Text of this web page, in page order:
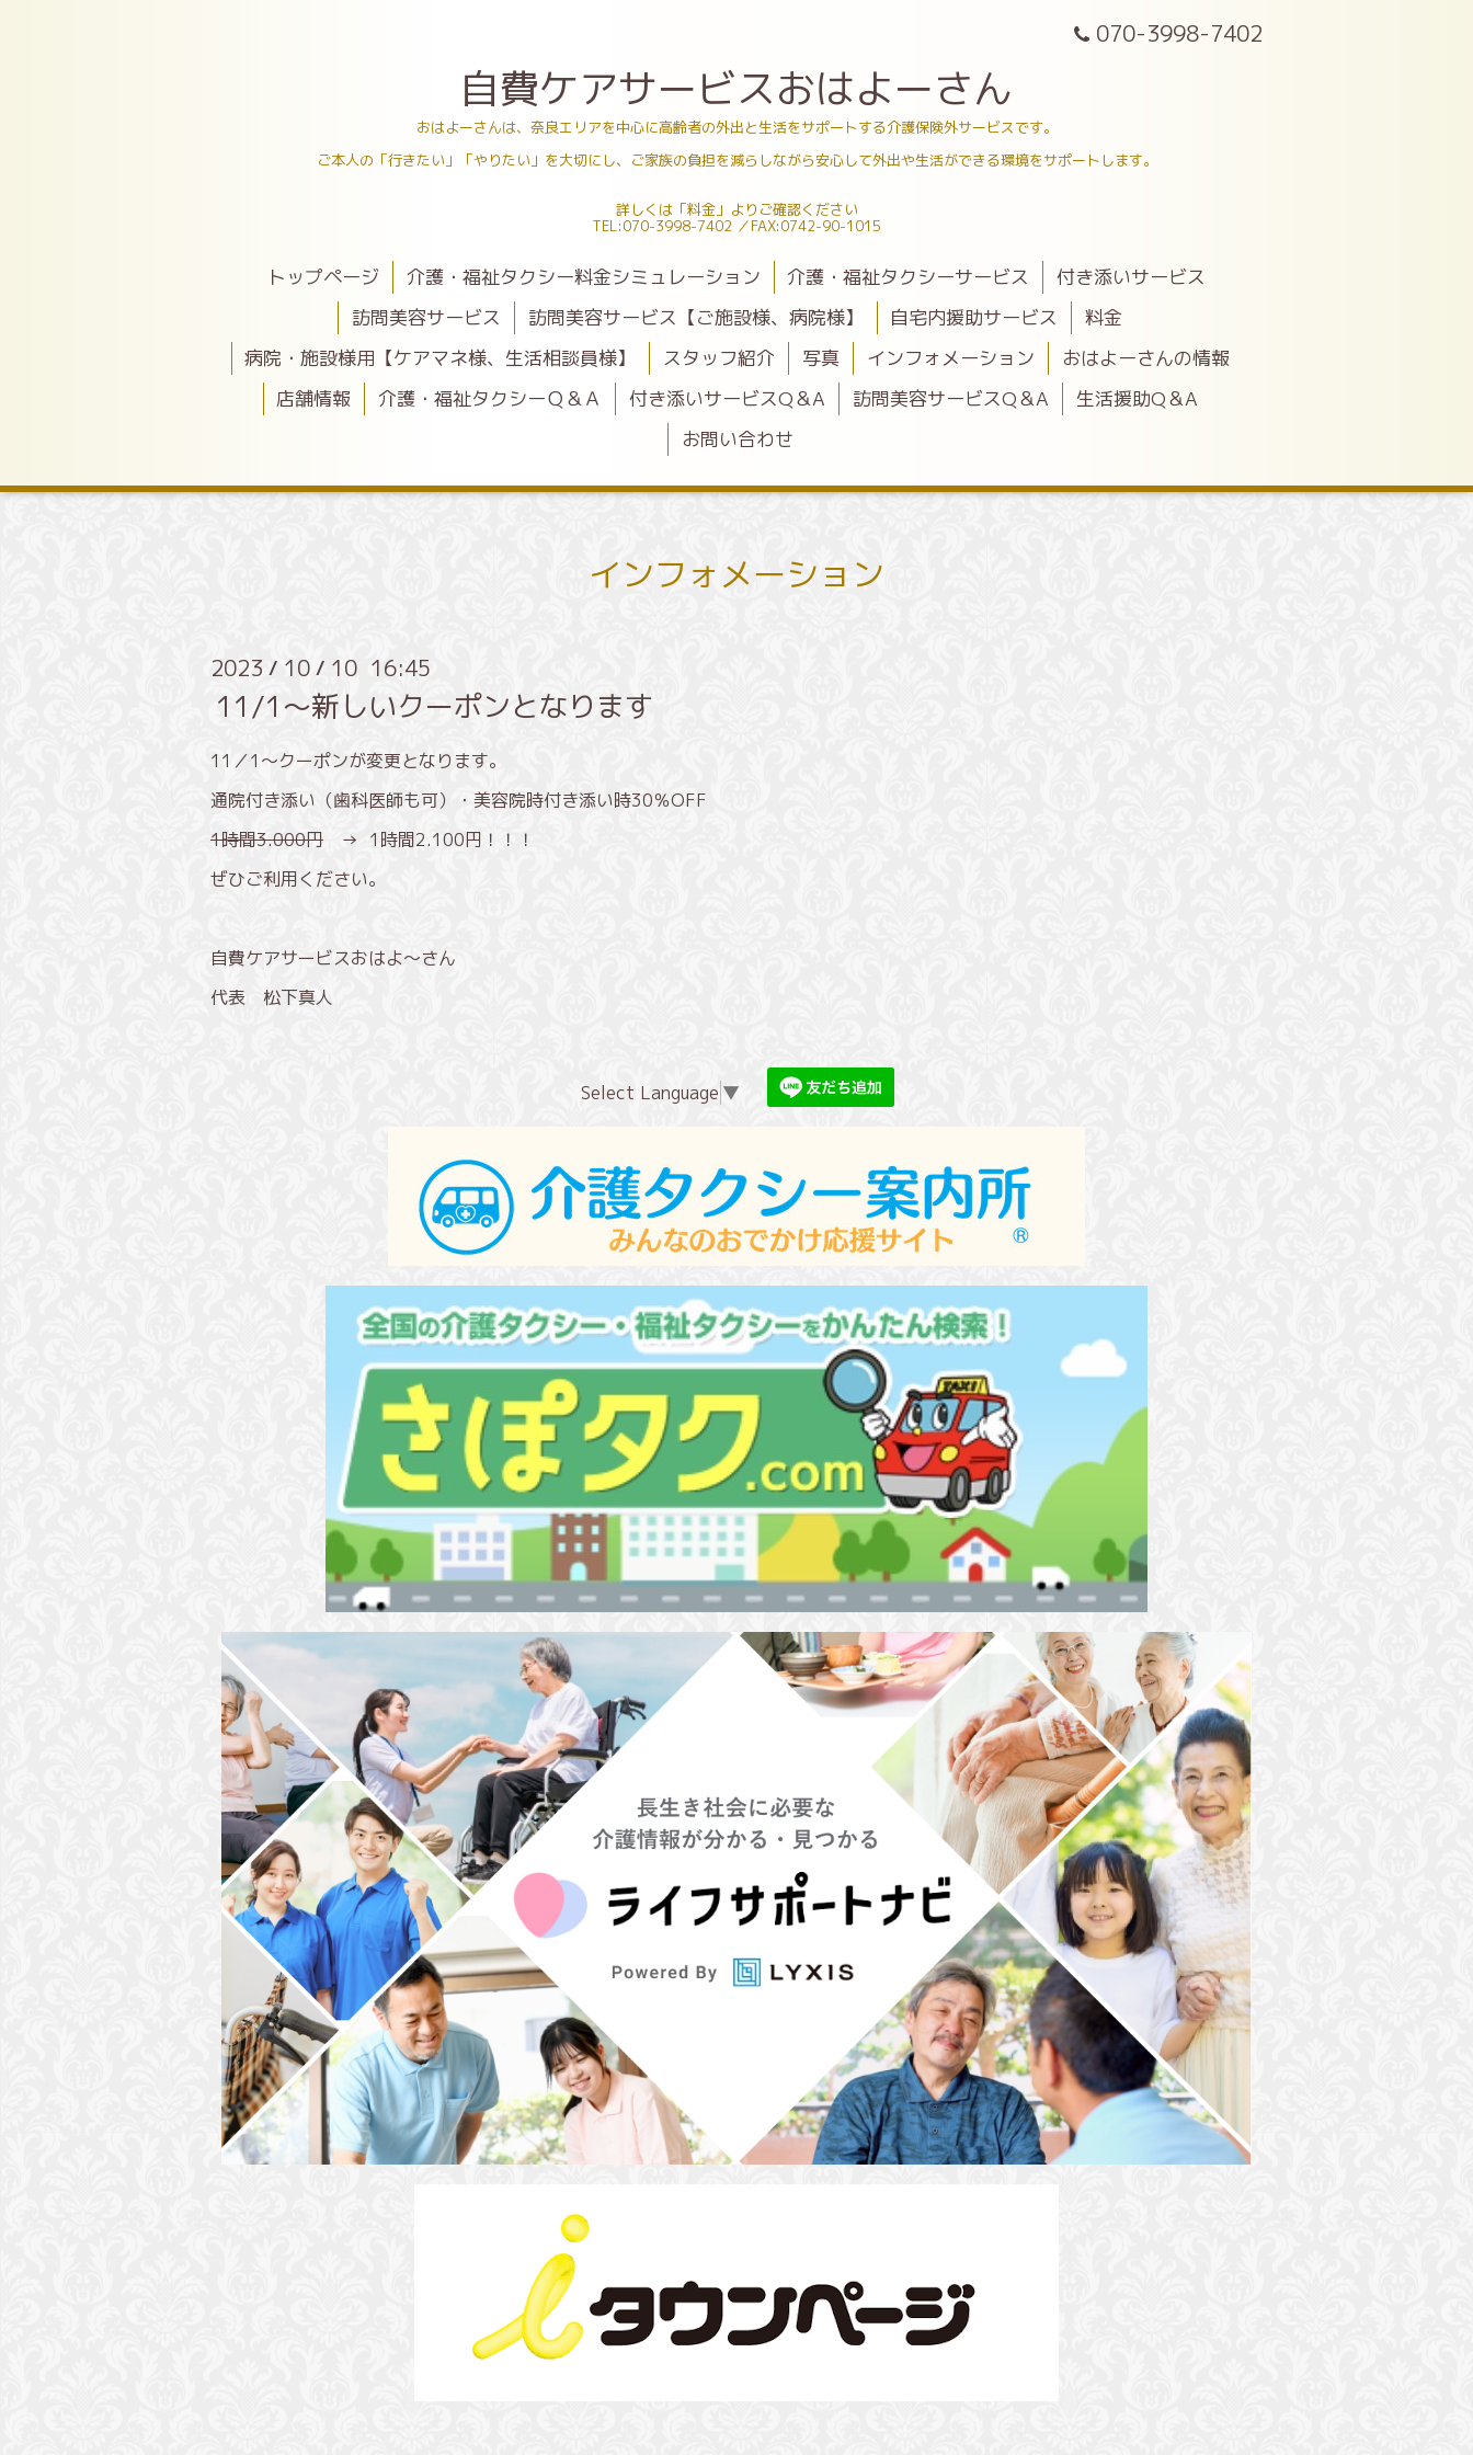
070-3998-7402
自費ケアサービスおはよーさん
おはよーさんは、奈良エリアを中心に高齢者の外出と生活をサポートする介護保険外サービスです。
ご本人の「行きたい」「やりたい」を大切にし、ご家族の負担を減らしながら安心して外出や生活ができる環境をサポートします。
詳しくは「料金」よりご確認ください
TEL:070-3998-7402 ／FAX:0742-90-1015
トップページ 介護・福祉タクシー料金シミュレーション 介護・福祉タクシーサービス
付き添いサービス
訪問美容サービス
訪問美容サービス【ご施設様、病院様】 自宅内援助サービス
料金
病院・施設様用【ケアマネ様、生活相談員様】
スタッフ紹介 写真 インフォメーション
おはよーさんの情報
店舗情報
介護・福祉タクシーＱ＆Ａ 付き添いサービスQ＆A 訪問美容サービスQ＆A
生活援助Q＆A
お問い合わせ
インフォメーション
2023 / 10 / 10 16:45
11/1〜新しいクーポンとなります
11／1〜クーポンが変更となります。
通院付き添い（歯科医師も可）・美容院時付き添い時30％OFF
1時間3.000円 → 1時間2.100円！！！
ぜひご利用ください。
自費ケアサービスおはよ〜さん
代表 松下真人
Select Language ▼